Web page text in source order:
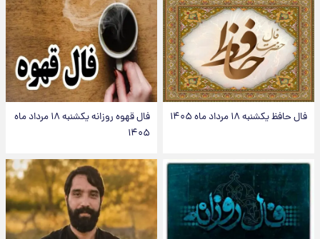
فال حافظ یکشنبه ۱۸ مرداد ماه ۱۴۰۵
فال قهوه روزانه یکشنبه ۱۸ مرداد ماه
۱۴۰۵